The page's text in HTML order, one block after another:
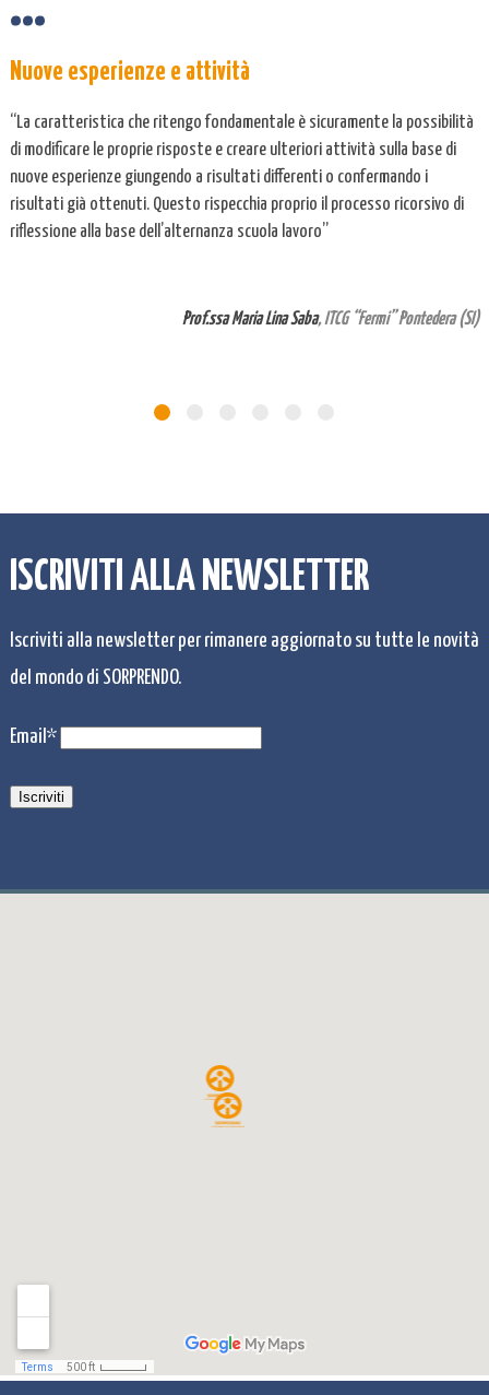
Nuove esperienze e attività
“La caratteristica che ritengo fondamentale è sicuramente la possibilità
di modificare le proprie risposte e creare ulteriori attività sulla base di
nuove esperienze giungendo a risultati differenti o confermando i
risultati già ottenuti. Questo rispecchia proprio il processo ricorsivo di
riflessione alla base dell’alternanza scuola lavoro”
Prof.ssa Maria Lina Saba, ITCG “Fermi” Pontedera (SI)
ISCRIVITI ALLA NEWSLETTER
Iscriviti alla newsletter per rimanere aggiornato su tutte le novità
del mondo di SORPRENDO.
Email*